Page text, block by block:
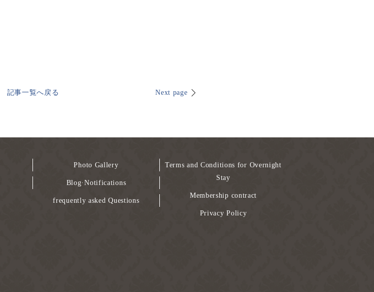
記事一覧へ戻る Next page
Photo Gallery
Blog·Notifications
frequently asked Questions
Terms and Conditions for Overnight
Stay
Membership contract
Privacy Policy